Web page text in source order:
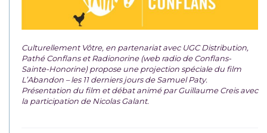
Culturellement Vôtre, en partenariat avec UGC Distribution,
Pathé Conflans et Radionorine (web radio de Conflans-
Sainte-Honorine) propose une projection spéciale du film
L’Abandon – les 11 derniers jours de Samuel Paty.
Présentation du film et débat animé par Guillaume Creis avec
la participation de Nicolas Galant.